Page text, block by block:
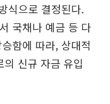
식으로 결정된다.
국채나 예금 등 다
함에 따라, 상대적
신규 자금 유입